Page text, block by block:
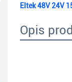
Eltek 48V 24V
Opis